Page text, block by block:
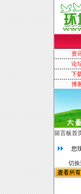
留言板首
您
切